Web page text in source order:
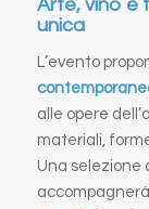
Arte, vino e
unica
L’evento
alle opere
materiali,
Una selezione